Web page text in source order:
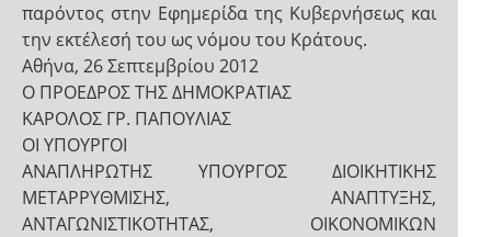
παρόντος στην Εφημερίδα της Κυβερνήσεως και
την εκτέλεσή του ως νόμου του Κράτους.
Αθήνα, 26 Σεπτεμβρίου 2012
Ο ΠΡΟΕΔΡΟΣ ΤΗΣ ΔΗΜΟΚΡΑΤΙΑΣ
ΚΑΡΟΛΟΣ ΓΡ. ΠΑΠΟΥΛΙΑΣ
ΟΙ ΥΠΟΥΡΓΟΙ
ΑΝΑΠΛΗΡΩΤΗΣ ΥΠΟΥΡΓΟΣ ΔΙΟΙΚΗΤΙΚΗΣ
ΜΕΤΑΡΡΥΘΜΙΣΗΣ, ΑΝΑΠΤΥΞΗΣ,
ΑΝΤΑΓΩΝΙΣΤΙΚΟΤΗΤΑΣ, ΟΙΚΟΝΟΜΙΚΩΝ